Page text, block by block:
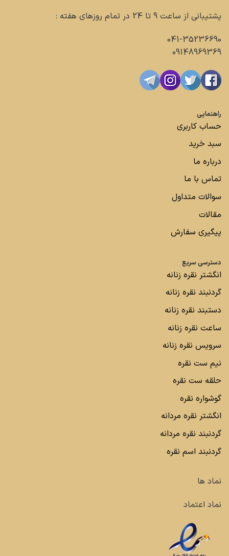
پشتیبانی از ساعت 9 تا 24 در تمام روزهای هفته :
041-35236690
09148969369
راهنمایی
حساب کاربری
سبد خرید
درباره ما
تماس با ما
سوالات متداول
مقالات
پیگیری سفارش
دسترسی سریع
انگشتر نقره زنانه
گردنبند نقره زنانه
دستبند نقره زنانه
ساعت نقره زنانه
سرویس نقره زنانه
نیم ست نقره
حلقه ست نقره
گوشواره نقره
انگشتر نقره مردانه
گردنبند نقره مردانه
گردنبند اسم نقره
نماد ها
نماد اعتماد